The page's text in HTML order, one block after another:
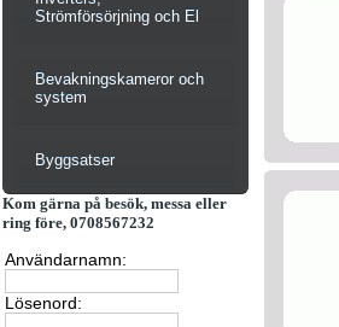
Strömförsörjning och El
Bevakningskameror och
system
Byggsatser
Kom gärna på besök, messa eller
ring före, 0708567232
Användarnamn:
Lösenord: